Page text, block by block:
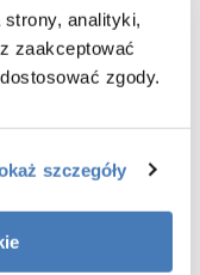
strony, analityki,
zaakceptować
zgody.
szczegóły